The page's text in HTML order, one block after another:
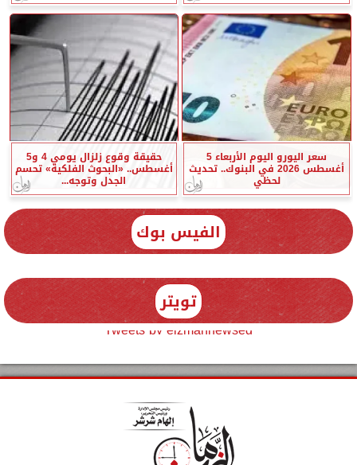
سعر اليورو اليوم الأربعاء 5
أغسطس 2026 في البنوك.. تحديث
لحظي
حقيقة وقوع زلزال يومي 4 و5
أغسطس.. «البحوث الفلكية» تحسم
الجدل وتوجه...
الفيس بوك
تويتر
Tweets by elzmannewseg